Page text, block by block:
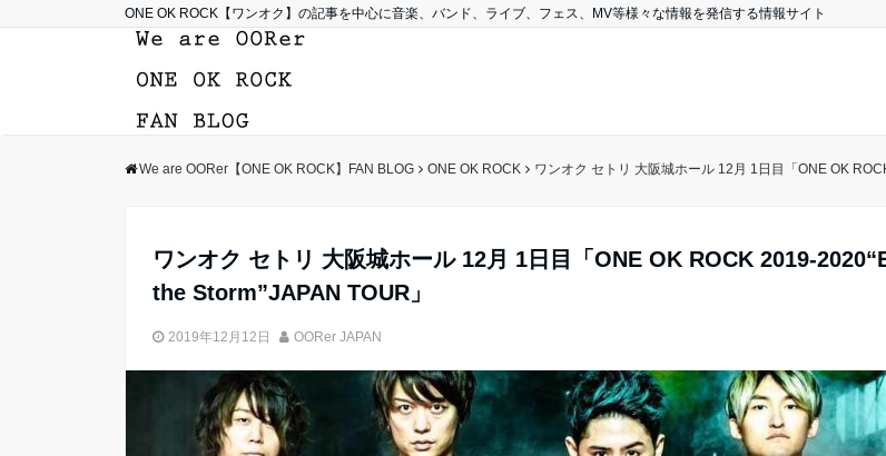
ONE OK ROCK【ワンオク】の記事を中心に音楽、バンド、ライブ、フェス、MV等様々な情報を発信する情報サイト
We are OORer【ONE OK ROCK】FAN BLOG ONE OK ROCK ワンオク セトリ 大阪城ホール 12月 1日目「ONE OK
ワンオク セトリ 大阪城ホール 12月 1日目「ONE OK ROCK 2019-
the Storm”JAPAN TOUR」
2019年12月12日 OORer JAPAN